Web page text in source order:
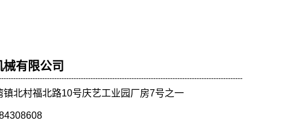
有限公司
北村福北路10号庆艺工业园厂房7号之一